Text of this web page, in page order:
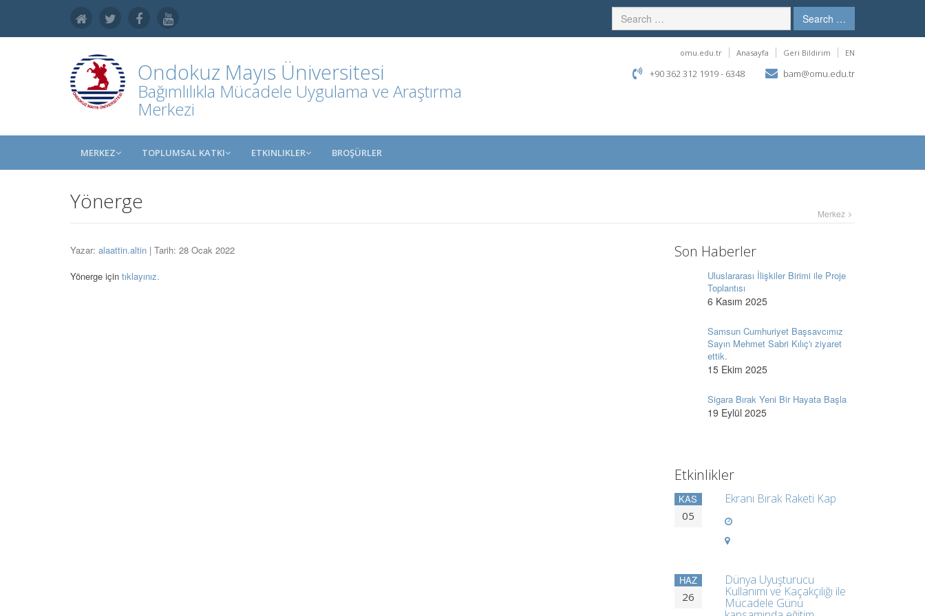
Search …
Ondokuz Mayıs Üniversitesi
Bağımlılıkla Mücadele Uygulama ve Araştırma
Merkezi
omu.edu.tr Anasayfa Geri Bildirim EN
+90 362 312 1919 - 6348 bam@omu.edu.tr
MERKEZ TOPLUMSAL KATKI ETKINLIKLER BROŞÜRLER
Yönerge Merkez
Yazar: alaattin.altin | Tarih: 28 Ocak 2022
Yönerge için tıklayınız.
Son Haberler
Uluslararası İlişkiler Birimi ile Proje
Toplantısı
6 Kasım 2025
Samsun Cumhuriyet Başsavcımız
Sayın Mehmet Sabri Kılıç'ı ziyaret
ettik.
15 Ekim 2025
Sigara Bırak Yeni Bir Hayata Başla
19 Eylül 2025
Etkinlikler
KAS
05
Ekranı Bırak Raketi Kap
HAZ
26
Dünya Uyuşturucu
Kullanımı ve Kaçakçılığı ile
Mücadele Günü